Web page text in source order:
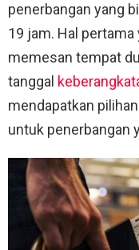
penerbangan yang
19 jam. Hal pertama
memesan tempat
tanggal
mendapatkan
untuk penerbangan